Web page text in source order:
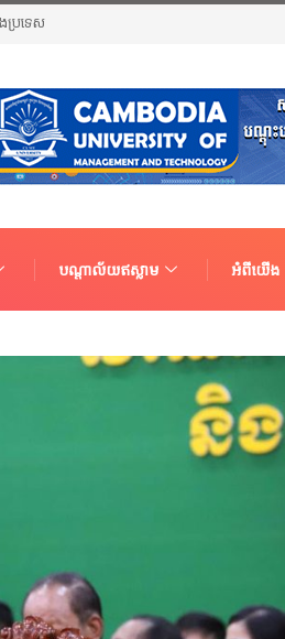
ប្រទេស
បណ្តាល័យឥស្លាម អំពីយើង